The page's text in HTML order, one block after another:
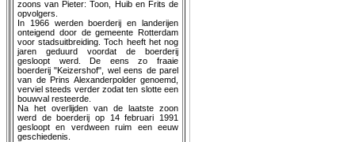
zoons van Pieter: Toon, Huib en Frits de
opvolgers.
In 1966 werden boerderij en landerijen
onteigend door de gemeente Rotterdam
voor stadsuitbreiding. Toch heeft het nog
jaren geduurd voordat de boerderij
gesloopt werd. De eens zo fraaie
boerderij "Keizershof", wel eens de parel
van de Prins Alexanderpolder genoemd,
verviel steeds verder zodat ten slotte een
bouwval resteerde.
Na het overlijden van de laatste zoon
werd de boerderij op 14 februari 1991
gesloopt en verdween ruim een eeuw
geschiedenis.